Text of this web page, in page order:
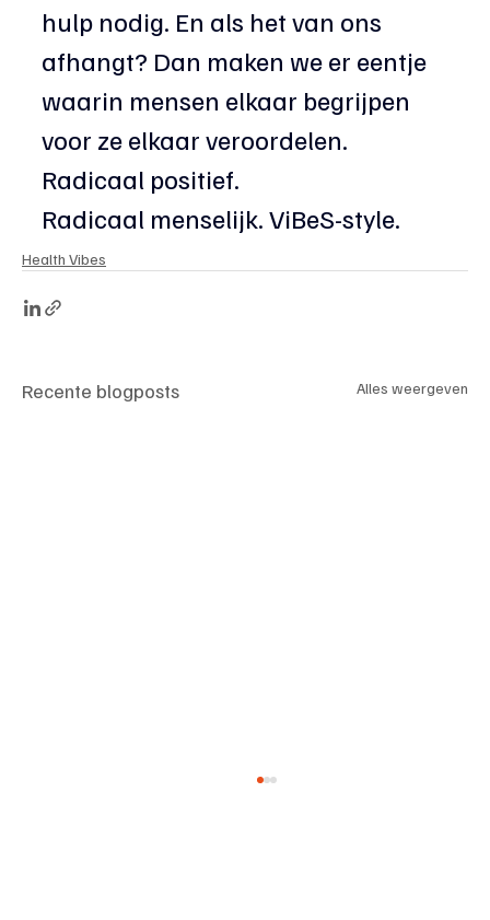
hulp nodig. En als het van ons
afhangt? Dan maken we er eentje
waarin mensen elkaar begrijpen
voor ze elkaar veroordelen.
Radicaal positief.
Radicaal menselijk. ViBeS-style.
Health Vibes
Recente blogposts Alles weergeven